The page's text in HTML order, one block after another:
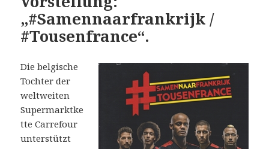
„#Samennaarfrankrijk /
#Tousenfrance“.
Die belgische
Tochter der
weltweiten
Supermarktke
tte Carrefour
unterstützt